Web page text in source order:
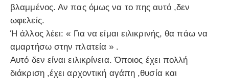
βλαμμένος. Αν πας όμως να το πης αυτό ,δεν
ωφελείς.
Ή άλλος λέει: « Για να είμαι ειλικρινής, θα πάω να
αμαρτήσω στην πλατεία » .
Αυτό δεν είναι ειλικρίνεια. Όποιος έχει πολλή
διάκριση ,έχει αρχοντική αγάπη ,θυσία και